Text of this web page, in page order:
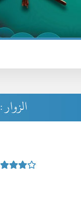
الزوار : 541